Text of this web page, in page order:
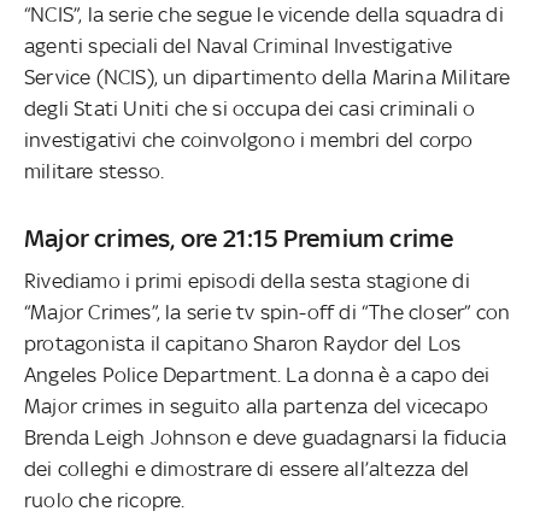
“NCIS”, la serie che segue le vicende della squadra di
agenti speciali del Naval Criminal Investigative
Service (NCIS), un dipartimento della Marina Militare
degli Stati Uniti che si occupa dei casi criminali o
investigativi che coinvolgono i membri del corpo
militare stesso.
Major crimes, ore 21:15 Premium crime
Rivediamo i primi episodi della sesta stagione di
“Major Crimes”, la serie tv spin-off di “The closer” con
protagonista il capitano Sharon Raydor del Los
Angeles Police Department. La donna è a capo dei
Major crimes in seguito alla partenza del vicecapo
Brenda Leigh Johnson e deve guadagnarsi la fiducia
dei colleghi e dimostrare di essere all’altezza del
ruolo che ricopre.